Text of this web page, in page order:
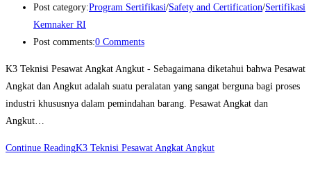
Post category:Program Sertifikasi/Safety and Certification/Sertifikasi
Kemnaker RI
Post comments:0 Comments
K3 Teknisi Pesawat Angkat Angkut - Sebagaimana diketahui bahwa Pesawat
Angkat dan Angkut adalah suatu peralatan yang sangat berguna bagi proses
industri khususnya dalam pemindahan barang. Pesawat Angkat dan
Angkut…
Continue ReadingK3 Teknisi Pesawat Angkat Angkut